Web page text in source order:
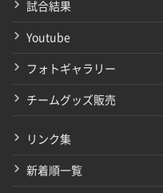
試合結果
Youtube
フォトギャラリー
チームグッズ販売
リンク集
新着順一覧